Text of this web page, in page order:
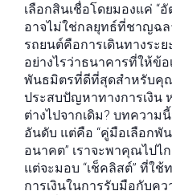
เลือกสินเชื่อโดยมองแค่ “
อาจไม่ใช่กลยุทธ์ที่ชาญฉ
รถยนต์คือการเดินทางระ
อย่างไรว่าธนาคารที่ให้ข้อ
พันธมิตรที่ดีที่สุดสำหรับคุ
ประสบปัญหาทางการเงิน
ต่างไปจากเดิม? บทความ
อันดับ แต่คือ “คู่มือเลือกพั
อนาคต” เราจะพาคุณไปไ
แต่จะมอบ “เช็คลิสต์” ที่ใ
การเงินในการรับมือกับค